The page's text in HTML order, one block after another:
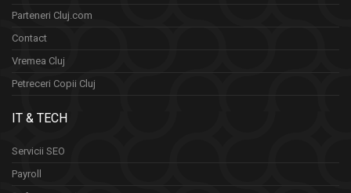
Parteneri Cluj.com
Contact
Vremea Cluj
Petreceri Copii Cluj
IT & TECH
Servicii SEO
Payroll